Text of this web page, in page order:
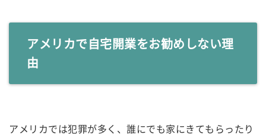
アメリカで自宅開業をお勧めしない理
由
アメリカでは犯罪が多く、誰にでも家にきてもらったり